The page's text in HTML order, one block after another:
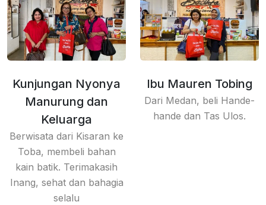
Kunjungan Nyonya
Manurung dan
Keluarga
Berwisata dari Kisaran ke
Toba, membeli bahan
kain batik. Terimakasih
Inang, sehat dan bahagia
selalu
Ibu Mauren Tobing
Dari Medan, beli Hande-
hande dan Tas Ulos.